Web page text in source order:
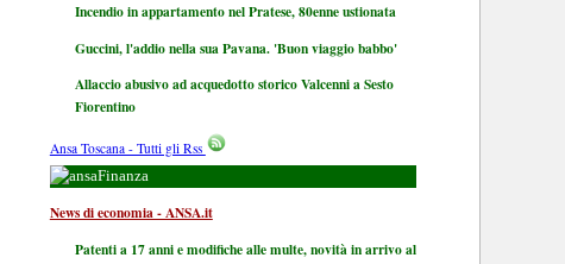
Incendio in appartamento nel Pratese, 80enne ustionata
Guccini, l'addio nella sua Pavana. 'Buon viaggio babbo'
Allaccio abusivo ad acquedotto storico Valcenni a Sesto
Fiorentino
Ansa Toscana - Tutti gli Rss
Finanza
News di economia - ANSA.it
Patenti a 17 anni e modifiche alle multe, novità in arrivo al